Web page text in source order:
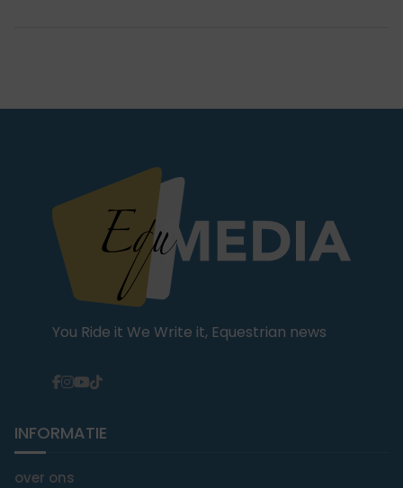
You Ride it We Write it, Equestrian news
INFORMATIE
over ons